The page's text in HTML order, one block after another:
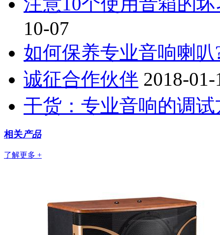
10-07
如何保养专业音响喇叭
诚征合作伙伴 2018-01-
干货：专业音响的调试
相关产品
了解更多 +